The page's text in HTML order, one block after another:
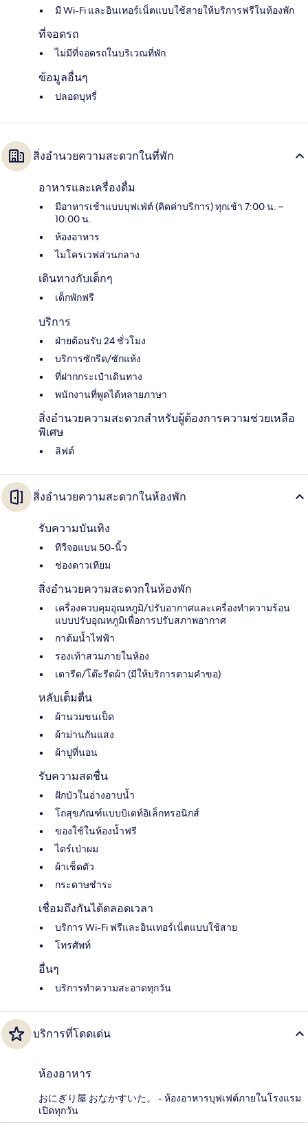
มี Wi-Fi และอินเทอร์เน็ตแบบใช้สายให้บริการฟรีในห้องพัก
ที่จอดรถ
ไม่มีที่จอดรถในบริเวณที่พัก
ข้อมูลอื่นๆ
ปลอดบุหรี่
สิ่งอำนวยความสะดวกในที่พัก
อาหารและเครื่องดื่ม
มีอาหารเช้าแบบบุฟเฟ่ต์ (คิดค่าบริการ) ทุกเช้า 7:00 น. –
10:00 น.
ห้องอาหาร
ไมโครเวฟส่วนกลาง
เดินทางกับเด็กๆ
เด็กพักฟรี
บริการ
ฝ่ายต้อนรับ 24 ชั่วโมง
บริการซักรีด/ซักแห้ง
ที่ฝากกระเป๋าเดินทาง
พนักงานที่พูดได้หลายภาษา
สิ่งอำนวยความสะดวกสำหรับผู้ต้องการความช่วยเหลือ
พิเศษ
ลิฟต์
สิ่งอำนวยความสะดวกในห้องพัก
รับความบันเทิง
ทีวีจอแบน 50-นิ้ว
ช่องดาวเทียม
สิ่งอำนวยความสะดวกในห้องพัก
เครื่องควบคุมอุณหภูมิ/ปรับอากาศและเครื่องทำความร้อน
แบบปรับอุณหภูมิเพื่อการปรับสภาพอากาศ
กาต้มน้ำไฟฟ้า
รองเท้าสวมภายในห้อง
เตารีด/โต๊ะรีดผ้า (มีให้บริการตามคำขอ)
หลับเต็มตื่น
ผ้านวมขนเป็ด
ผ้าม่านกันแสง
ผ้าปูที่นอน
รับความสดชื่น
ฝักบัวในอ่างอาบน้ำ
โถสุขภัณฑ์แบบบิเดท์อิเล็กทรอนิกส์
ของใช้ในห้องน้ำฟรี
ไดร์เป่าผม
ผ้าเช็ดตัว
กระดาษชำระ
เชื่อมถึงกันได้ตลอดเวลา
บริการ Wi-Fi ฟรีและอินเทอร์เน็ตแบบใช้สาย
โทรศัพท์
อื่นๆ
บริการทำความสะอาดทุกวัน
บริการที่โดดเด่น
ห้องอาหาร
おにぎり屋 おなかすいた。 - ห้องอาหารบุฟเฟต์ภายในโรงแรม
เปิดทุกวัน